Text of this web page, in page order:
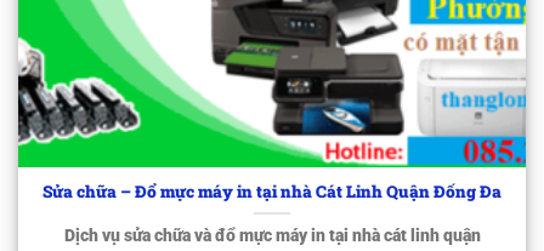
Sửa chữa – Đổ mực máy in tại nhà Cát Linh Quận Đống Đa
Dịch vụ sửa chữa và đổ mực máy in tại nhà cát linh quận